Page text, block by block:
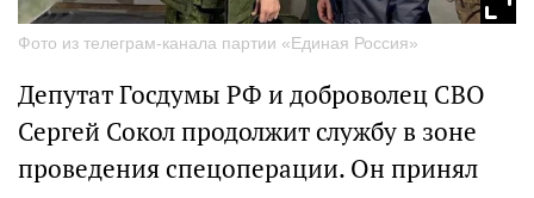
Фото из телеграм-канала партии «Единая Россия»
Депутат Госдумы РФ и доброволец СВО
Сергей Сокол продолжит службу в зоне
проведения спецоперации. Он принял